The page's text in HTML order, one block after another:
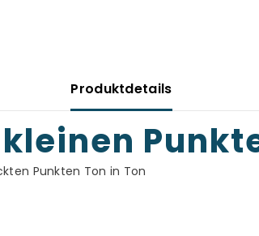
Produktdetails
Punkten Ton in Ton